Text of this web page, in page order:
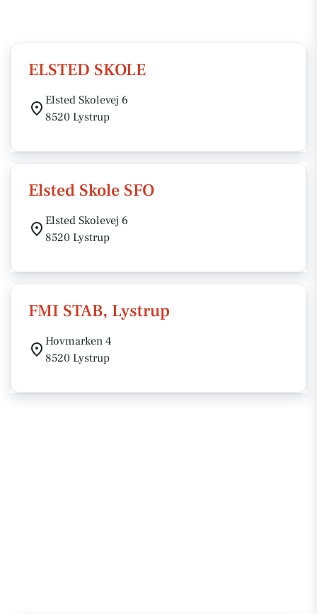
ELSTED SKOLE
Elsted Skolevej 6
8520 Lystrup
Elsted Skole SFO
Elsted Skolevej 6
8520 Lystrup
FMI STAB, Lystrup
Hovmarken 4
8520 Lystrup